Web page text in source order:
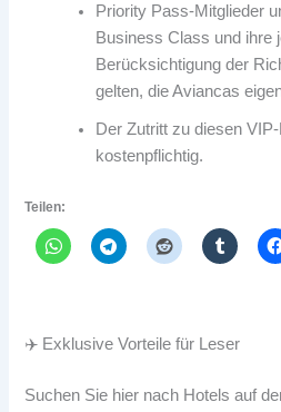
Priority Pass-Mitglieder
Business Class und ihre
Berücksichtigung der
gelten, die Aviancas
Der Zutritt zu diesen
kostenpflichtig.
Teilen:
✈️ Exklusive Vorteile für Leser
Suchen Sie hier nach Hotels auf